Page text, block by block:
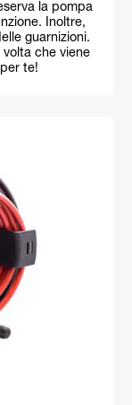
la pompa
Inoltre,
guarnizioni.
volta che viene
te!